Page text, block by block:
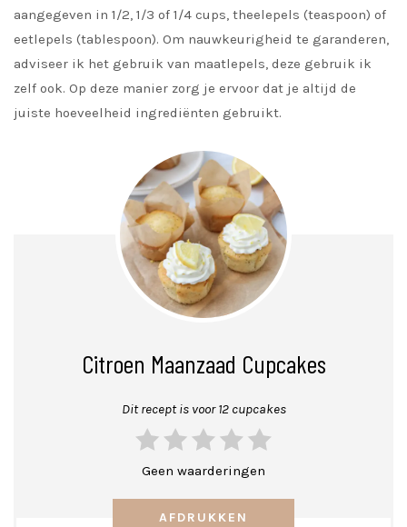
aangegeven in 1/2, 1/3 of 1/4 cups, theelepels (teaspoon) of
eetlepels (tablespoon). Om nauwkeurigheid te garanderen,
adviseer ik het gebruik van maatlepels, deze gebruik ik
zelf ook. Op deze manier zorg je ervoor dat je altijd de
juiste hoeveelheid ingrediënten gebruikt.
Citroen Maanzaad Cupcakes
Dit recept is voor 12 cupcakes
Geen waarderingen
AFDRUKKEN